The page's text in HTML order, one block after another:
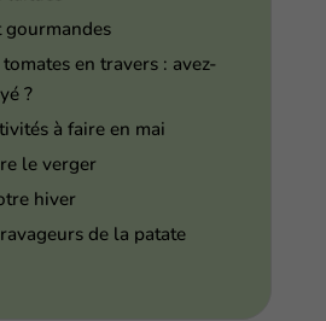
gourmandes
en travers : avez-
?
à faire en mai
le verger
hiver
de la patate